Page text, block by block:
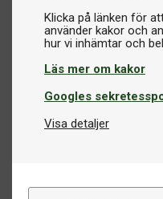
Klicka på länken för
använder kakor och
Läs mer om kakor
Googles
Visa detaljer